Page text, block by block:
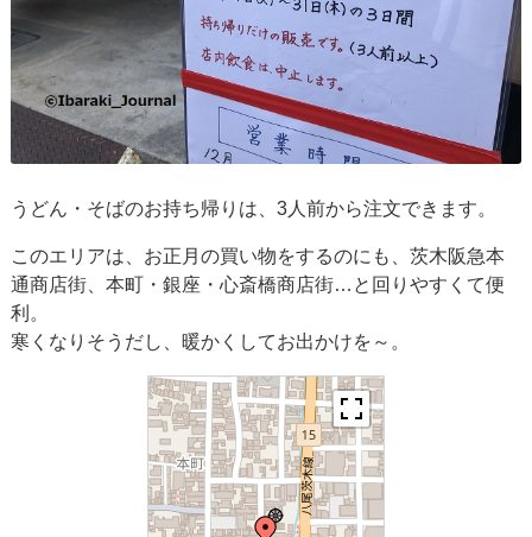
うどん・そばのお持ち帰りは、3人前から注文できます。
このエリアは、お正月の買い物をするのにも、茨木阪急本
通商店街、本町・銀座・心斎橋商店街…と回りやすくて便
利。
寒くなりそうだし、暖かくしてお出かけを～。